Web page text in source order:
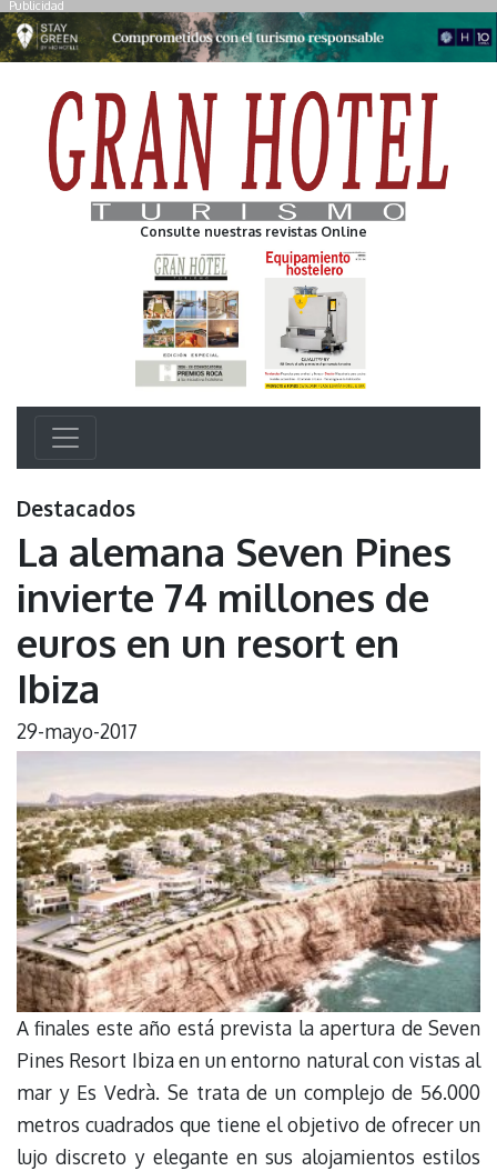
Publicidad
Consulte nuestras revistas Online
Destacados
La alemana Seven Pines
invierte 74 millones de
euros en un resort en
Ibiza
29-mayo-2017
A finales este año está prevista la apertura de Seven
Pines Resort Ibiza en un entorno natural con vistas al
mar y Es Vedrà. Se trata de un complejo de 56.000
metros cuadrados que tiene el objetivo de ofrecer un
lujo discreto y elegante en sus alojamientos estilos